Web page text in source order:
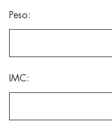
Peso:
IMC: